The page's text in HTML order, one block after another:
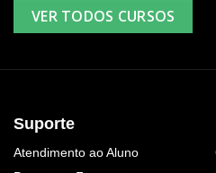
VER TODOS CURSOS
Suporte
Atendimento ao Aluno